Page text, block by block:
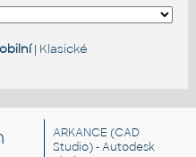
| Klasické
ARKANCE (CAD
Studio) - Autodesk